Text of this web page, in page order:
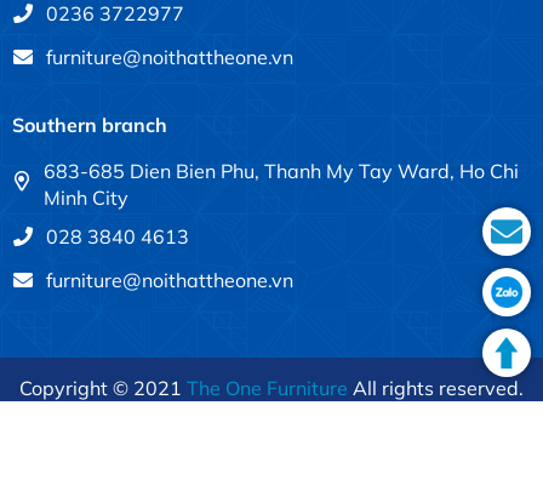
0236 3722977
furniture@noithattheone.vn
Southern branch
683-685 Dien Bien Phu, Thanh My Tay Ward, Ho Chi
Minh City
028 3840 4613
furniture@noithattheone.vn
Copyright © 2021 The One Furniture All rights reserved.